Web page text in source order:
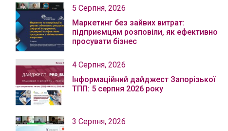
5 Серпня, 2026
Маркетинг без зайвих витрат:
підприємцям розповіли, як ефективно
просувати бізнес
4 Серпня, 2026
Інформаційний дайджест Запорізької
ТПП: 5 серпня 2026 року
3 Серпня, 2026